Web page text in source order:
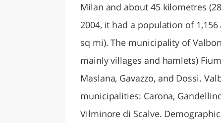
Milan and about 45 kilometres
2004, it had a population of
sq mi). The municipality of
mainly villages and hamlets)
Maslana, Gavazzo, and Dossi.
municipalities: Carona,
Vilminore di Scalve.